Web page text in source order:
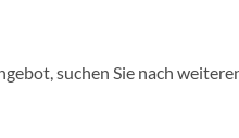
suchen Sie nach